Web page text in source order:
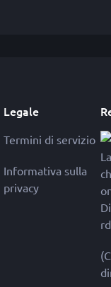
Legale
Termini di servizio
Informativa sulla
privacy